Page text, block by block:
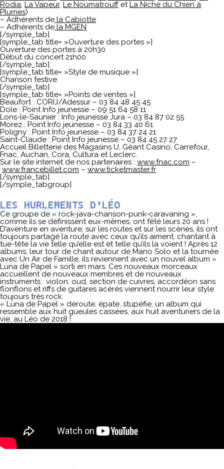
Rodia, La Vapeur, Le Noumatrouff etLa Niche du Chien à
Plumes)
– Adhérents de la Cabiotte
– Adhérents de la MGEN
[/symple_tab]
[symple_tab title= »Ouverture des portes »]
Ouverture des portes à 20h30
Début du concert 21h00
[/symple_tab]
[symple_tab title= »Style de musique »]
Chanson festive
[/symple_tab]
[symple_tab title= »Points de ventes »]
Beaufort : CORIJ/Adessur – 03 84 48 45 45
Dole : Point Info jeunesse – 09 51 64 58 11
Lons-le-Saunier : Info jeunesse Jura – 03 84 87 02 55
Morez : Point Info jeunesse – 03 84 33 40 61
Poligny : Point Info jeunesse – 03 84 37 24 21
Saint-Claude : Point Info jeunesse – 03 84 45 27 27
Accueil Billetterie des Magasins U, Géant Casino, Carrefour,
Fnac, Auchan, Cora, Cultura et Leclerc.
Sur le site internet de nos partenaires : www.fnac.com –
www.francebillet.com – www.ticketmaster.fr
[/symple_tab]
[/symple_tabgroup]
LES HURLEMENTS D’LÉO
Ce groupe de « rock-java-chanson-punk-caravaning »,
comme ils se définissent eux-mêmes, ont fêté leurs 20 ans !
D’aventure en aventure, sur les routes et sur les scènes, ils ont
toujours partagé la route avec ceux qu’ils aiment, chantant à
tue-tête la vie telle qu’elle est et telle qu’ils la voient ! Après 12
albums, leur tour de chant autour de Mano Solo et la tournée
avec Un Air de Famille, ils reviennent avec un nouvel album «
Luna de Papel » sorti en mars. Ces nouveaux morceaux
accueillent de nouveaux membres et de nouveaux
instruments : violon, oud, section de cuivres, accordéon sans
flonflons et riffs de guitares acérés viennent nourrir leur style
toujours très rock.
« Luna de Papel » déroute, épate, stupéfie, un album qui
ressemble aux huit gueules cassées, aux huit aventuriers de la
vie, au Léo de 2018 !